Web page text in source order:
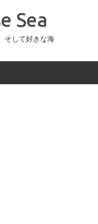
Sea
そして好きな海